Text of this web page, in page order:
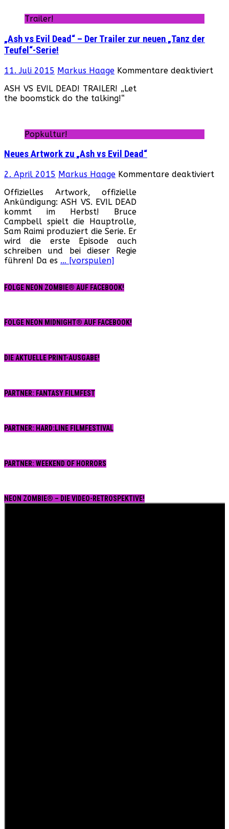
Staffel!
Trailer!
„Ash vs Evil Dead“ – Der Trailer zur neuen „Tanz der
Teufel“-Serie!
11. Juli 2015 Markus Haage Kommentare deaktiviert
der
ASH VS EVIL DEAD! TRAILER! „Let
the boomstick do the talking!“
Popkultur!
Neues Artwork zu „Ash vs Evil Dead“
2. April 2015 Markus Haage Kommentare deaktiviertfür
Offizielles Artwork, offizielle
Ankündigung: ASH VS. EVIL DEAD
kommt im Herbst! Bruce
Campbell spielt die Hauptrolle,
Sam Raimi produziert die Serie. Er
wird die erste Episode auch
schreiben und bei dieser Regie
führen! Da es … [vorspulen]
FOLGE NEON ZOMBIE® AUF FACEBOOK!
FOLGE NEON MIDNIGHT® AUF FACEBOOK!
DIE AKTUELLE PRINT-AUSGABE!
PARTNER: FANTASY FILMFEST
PARTNER: HARD:LINE FILMFESTIVAL
PARTNER: WEEKEND OF HORRORS
NEON ZOMBIE® – DIE VIDEO-RETROSPEKTIVE!